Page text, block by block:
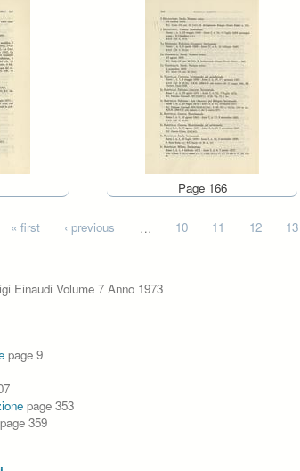
Page 166
« first ‹ previous … 10 11 12 13
Einaudi Volume 7 Anno 1973
page 9
page 353
359